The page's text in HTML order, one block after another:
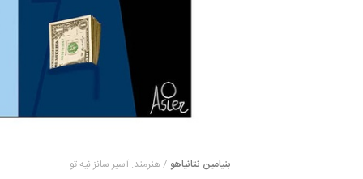
بنیامین نتانیاهو / هنرمند: آسیر سانز نیه تو